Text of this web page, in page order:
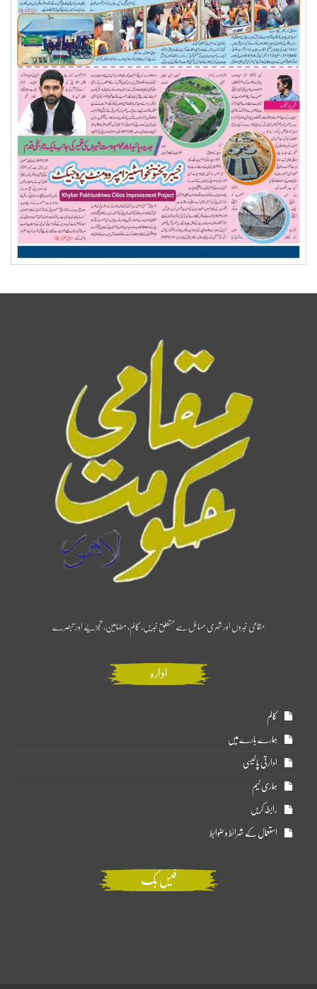
مقامی خبروں اور شہری مسائل سے متعلق خبریں، کالم، مضامین، تجزیے اور تبصرے
ادارہ
کالم
ہمارے بارے میں
ادارتی پالیسی
ہماری ٹیم
رابطہ کریں
استعمال کے شرائط و ضوابط
فیس بک